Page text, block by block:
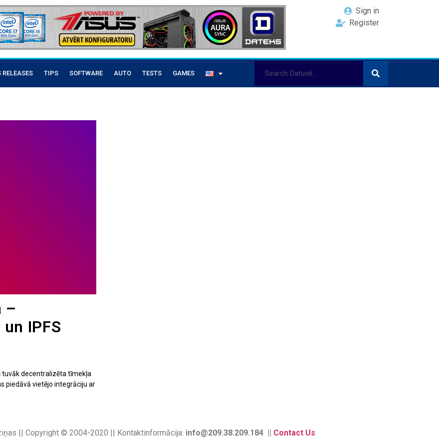
Sign in
Register
RELEASES TIPS SOFTWARE AUTO TESTS GAMES
–
IPFS
tuvāk decentralizēta tīmekļa
piedāvā vietējo integrāciju ar
|| Copyright © 2004-2020 || Kontaktinformācija: info@209.38.209.184 || Contact Us